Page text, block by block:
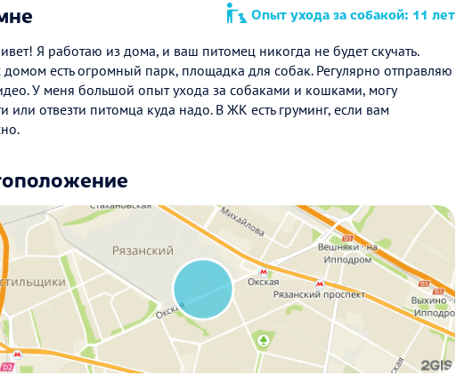
Опыт ухода за собакой: 11 лет
Я работаю из дома, и ваш питомец никогда не будет скучать.
домом есть огромный парк, площадка для собак. Регулярно отправляю
У меня большой опыт ухода за собаками и кошками, могу
или отвезти питомца куда надо. В ЖК есть груминг, если вам